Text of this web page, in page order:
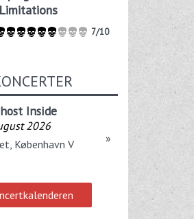
7/10
Inside
2026
København V
»